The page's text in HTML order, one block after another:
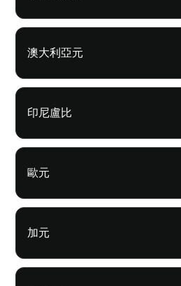
澳大利亞元
印尼盧比
歐元
加元